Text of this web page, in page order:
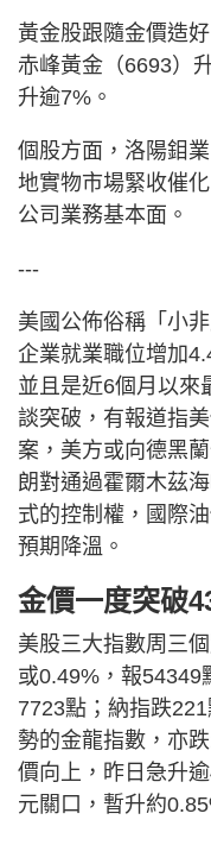
黃金股跟隨金價造
赤峰黃金（6693）
升逾7%。
個股方面，洛陽鉬
地實物市場緊收催
公司業務基本面。
---
美國公佈俗稱「小
企業就業職位增加
並且是近6個月以來
談突破，有報道指
案，美方或向德黑
朗對通過霍爾木茲
式的控制權，國際
預期降溫。
金價一度突破
美股三大指數周三
或0.49%，報54349
7723點；納指跌
勢的金龍指數，亦
價向上，昨日急升
元關口，暫升約